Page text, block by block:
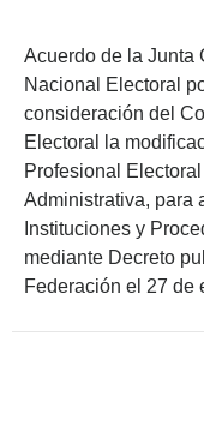
Acuerdo de la Junta
Nacional Electoral
consideración del
Electoral la
Profesional
Administrativa, para
Instituciones y
mediante Decreto
Federación el 27 de